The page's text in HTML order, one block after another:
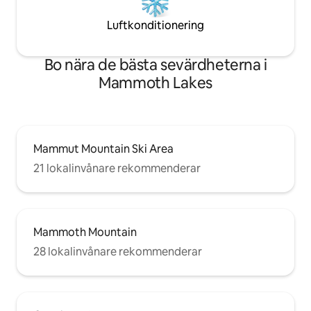
Luftkonditionering
Bo nära de bästa sevärdheterna i
Mammoth Lakes
Mammut Mountain Ski Area
21 lokalinvånare rekommenderar
Mammoth Mountain
28 lokalinvånare rekommenderar